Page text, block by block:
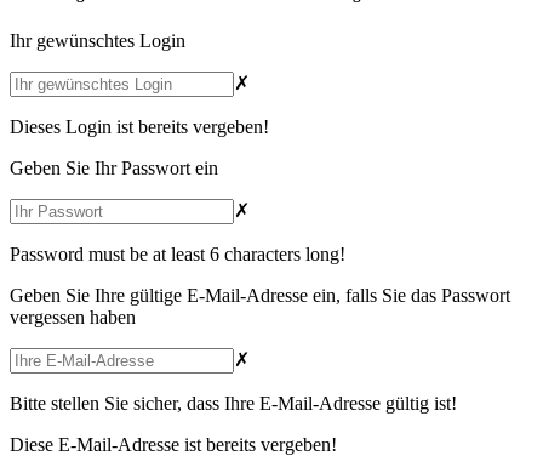
Ihr gewünschtes Login
✗
Dieses Login ist bereits vergeben!
Geben Sie Ihr Passwort ein
✗
Password must be at least 6 characters long!
Geben Sie Ihre gültige E-Mail-Adresse ein, falls Sie das Passwort
vergessen haben
✗
Bitte stellen Sie sicher, dass Ihre E-Mail-Adresse gültig ist!
Diese E-Mail-Adresse ist bereits vergeben!